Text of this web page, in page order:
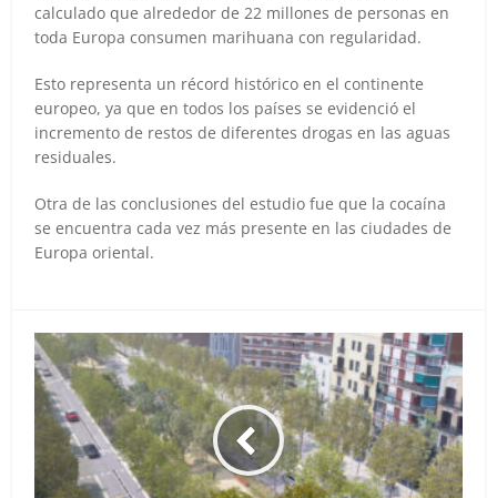
calculado que alrededor de 22 millones de personas en
toda Europa consumen marihuana con regularidad.
Esto representa un récord histórico en el continente
europeo, ya que en todos los países se evidenció el
incremento de restos de diferentes drogas en las aguas
residuales.
Otra de las conclusiones del estudio fue que la cocaína
se encuentra cada vez más presente en las ciudades de
Europa oriental.